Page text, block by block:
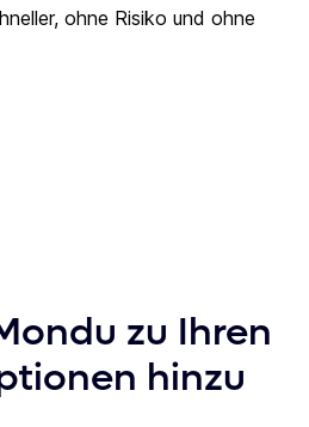
ohne Risiko und ohne
zu Ihren
hinzu